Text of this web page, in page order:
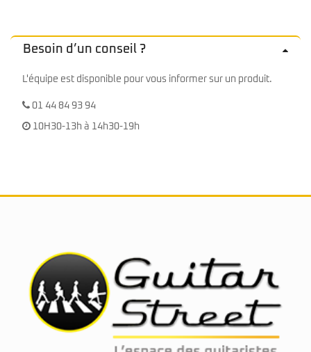
Besoin d’un conseil ?
L'équipe est disponible pour vous informer sur un produit.
01 44 84 93 94
10H30-13h à 14h30-19h